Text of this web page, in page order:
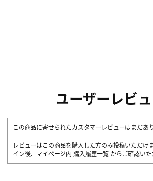
ユーザーレビ
この商品に寄せられたカスタマーレビューはまだあり
レビューはこの商品を購入した方のみ投稿いただけ
イン後、マイページ内 購入履歴一覧 からご確認いた